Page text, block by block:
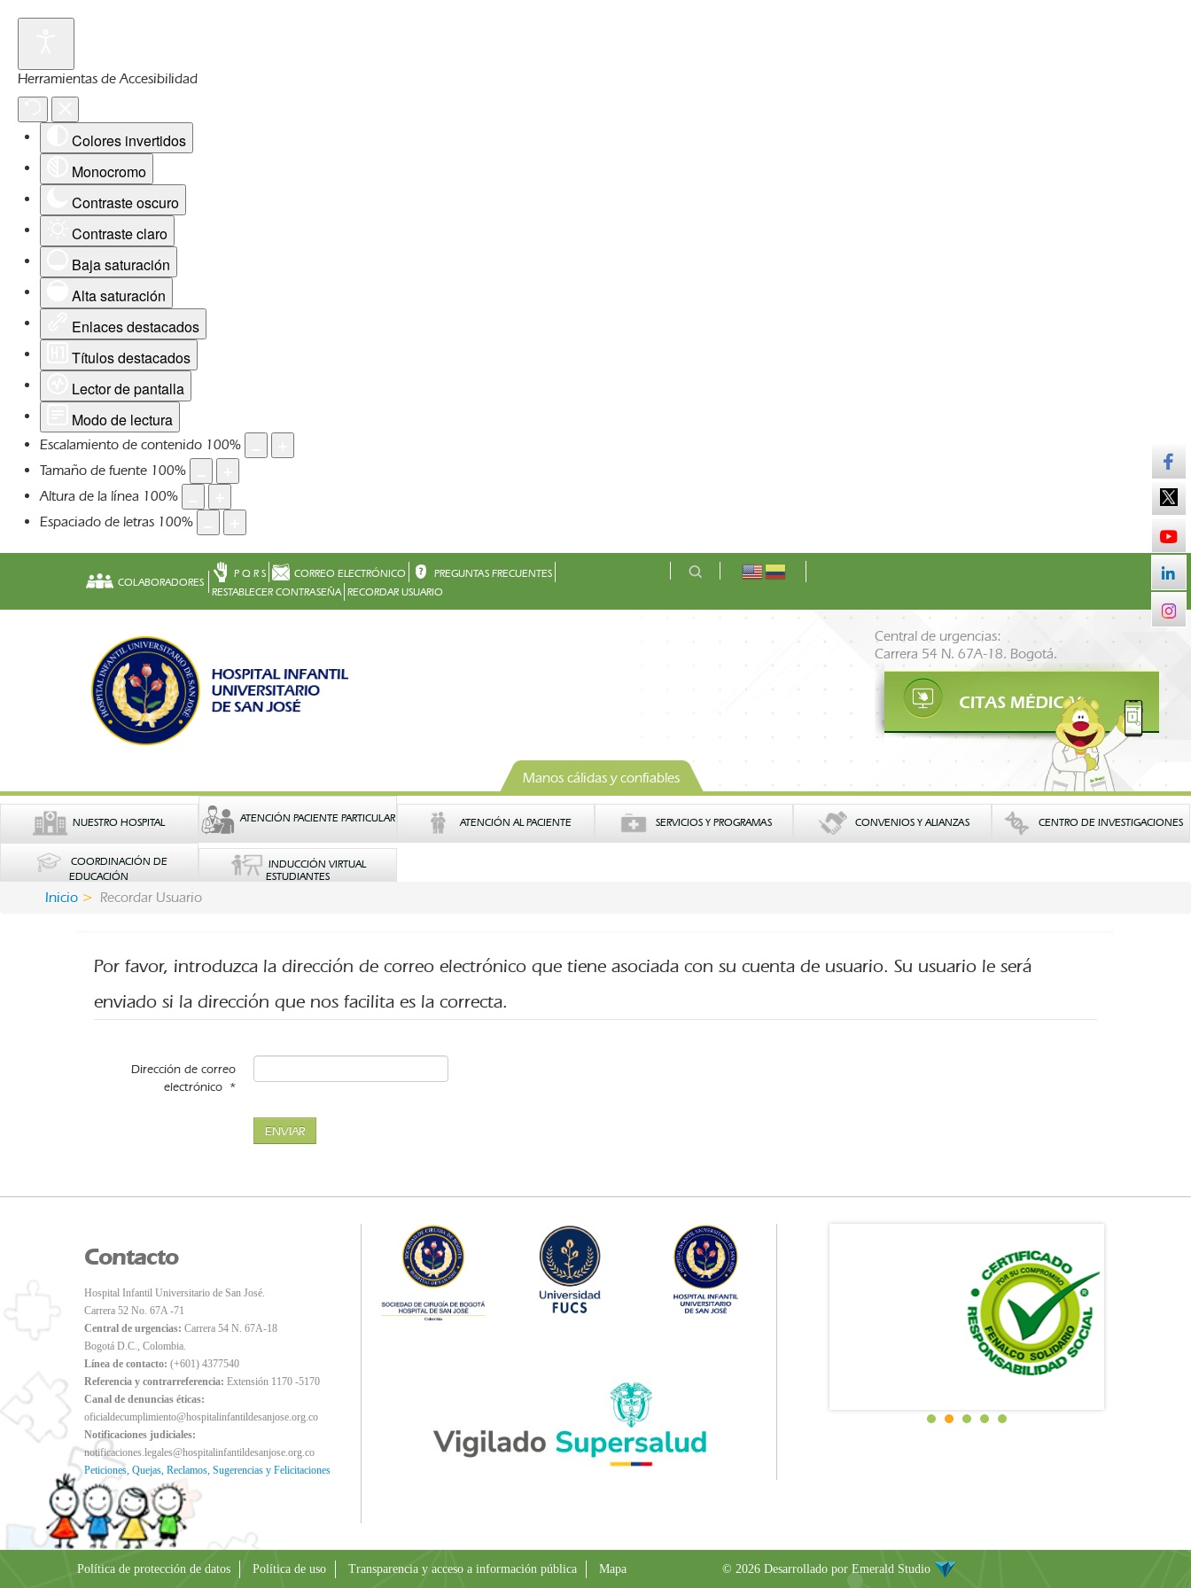
Herramientas de Accesibilidad
Colores invertidos
Monocromo
Contraste oscuro
Contraste claro
Baja saturación
Alta saturación
Enlaces destacados
Títulos destacados
Lector de pantalla
Modo de lectura
Escalamiento de contenido 100%
Tamaño de fuente 100%
Altura de la línea 100%
Espaciado de letras 100%
COLABORADORES
P Q R S CORREO ELECTRÓNICO
PREGUNTAS FRECUENTES
RESTABLECER CONTRASEÑA RECORDAR USUARIO
Central de urgencias:
Carrera 54 N. 67A-18. Bogotá.
Manos cálidas y confiables
NUESTRO HOSPITAL ATENCIÓN PACIENTE PARTICULAR ATENCIÓN AL PACIENTE SERVICIOS Y PROGRAMAS CONVENIOS Y ALIANZAS CENTRO DE INVESTIGACIONES
COORDINACIÓN DE
EDUCACIÓN
INDUCCIÓN VIRTUAL
ESTUDIANTES
Inicio Recordar Usuario
Por favor, introduzca la dirección de correo electrónico que tiene asociada con su cuenta de usuario. Su usuario le será
enviado si la dirección que nos facilita es la correcta.
Dirección de correo
electrónico *
ENVIAR
Contacto
Hospital Infantil Universitario de San José.
Carrera 52 No. 67A -71
Central de urgencias: Carrera 54 N. 67A-18
Bogotá D.C., Colombia.
Línea de contacto: (+601) 4377540
Referencia y contrarreferencia: Extensión 1170 -5170
Canal de denuncias éticas:
oficialdecumplimiento@hospitalinfantildesanjose.org.co
Notificaciones judiciales:
notificaciones.legales@hospitalinfantildesanjose.org.co
Peticiones, Quejas, Reclamos, Sugerencias y Felicitaciones
Política de protección de datos Política de uso Transparencia y acceso a información pública Mapa © 2026 Desarrollado por Emerald Studio